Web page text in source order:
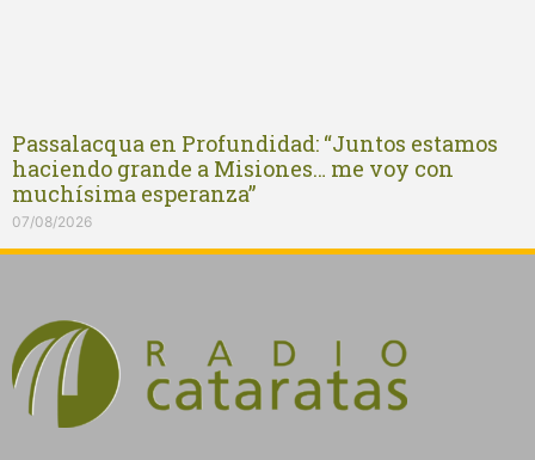
Passalacqua en Profundidad: “Juntos estamos
haciendo grande a Misiones… me voy con
muchísima esperanza”
07/08/2026